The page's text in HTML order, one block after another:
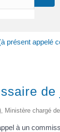
présent appelé
de
Ministère chargé
à un